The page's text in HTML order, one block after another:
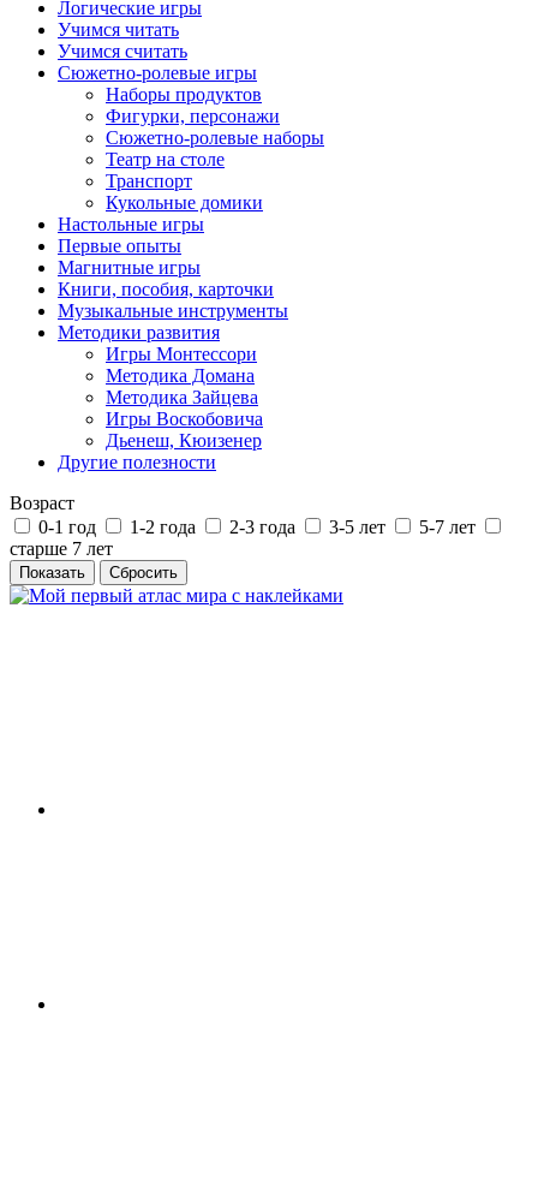
Логические игры
Учимся читать
Учимся считать
Сюжетно-ролевые игры
Наборы продуктов
Фигурки, персонажи
Сюжетно-ролевые наборы
Театр на столе
Транспорт
Кукольные домики
Настольные игры
Первые опыты
Магнитные игры
Книги, пособия, карточки
Музыкальные инструменты
Методики развития
Игры Монтессори
Методика Домана
Методика Зайцева
Игры Воскобовича
Дьенеш, Кюизенер
Другие полезности
Возраст
0-1 год
1-2 года 2-3 года 3-5 лет
5-7 лет
старше 7 лет